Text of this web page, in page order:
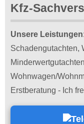
Kfz-
Unsere
Schadengutachten,
Wohnwagen/
Erstberatung - Ich